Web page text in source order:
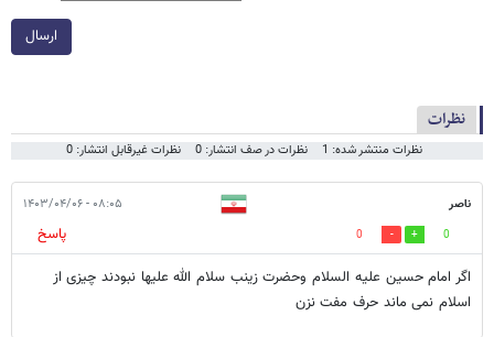
ارسال
نظرات
نظرات منتشر شده: 1 نظرات در صف انتشار: 0 نظرات غیرقابل انتشار: 0
ناصر ۰۸:۰۵ - ۱۴۰۳/۰۴/۰۶
0
0
پاسخ
اگر امام حسین علیه السلام وحضرت زینب سلام الله علیها نبودند چیزی از
اسلام نمی ماند حرف مفت نزن